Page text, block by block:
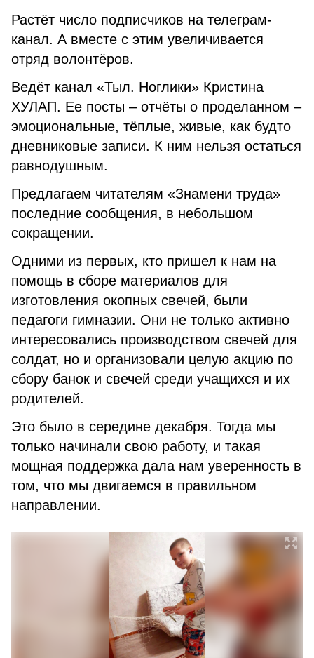
Растёт число подписчиков на телеграм-
канал. А вместе с этим увеличивается
отряд волонтёров.
Ведёт канал «Тыл. Ноглики» Кристина
ХУЛАП. Ее посты – отчёты о проделанном –
эмоциональные, тёплые, живые, как будто
дневниковые записи. К ним нельзя остаться
равнодушным.
Предлагаем читателям «Знамени труда»
последние сообщения, в небольшом
сокращении.
Одними из первых, кто пришел к нам на
помощь в сборе материалов для
изготовления окопных свечей, были
педагоги гимназии. Они не только активно
интересовались производством свечей для
солдат, но и организовали целую акцию по
сбору банок и свечей среди учащихся и их
родителей.
Это было в середине декабря. Тогда мы
только начинали свою работу, и такая
мощная поддержка дала нам уверенность в
том, что мы двигаемся в правильном
направлении.